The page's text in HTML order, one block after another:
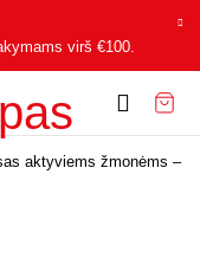
virš €100.
aktyviems žmonėms –